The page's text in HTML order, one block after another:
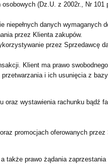
(Dz.U. z 2002r., Nr 101
niepełnych danych wymaganych
przez Klienta zakupów.
przez Sprzedawcę
Klient ma prawo
i ich usunięcia z
oraz wystawienia rachunku bądź
promocjach oferowanych przez
także prawo żądania zaprzestania